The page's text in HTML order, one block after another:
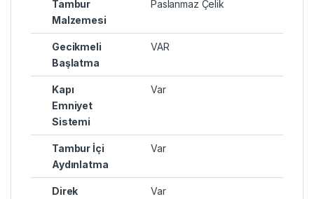
Tambur
Malzemesi
Paslanmaz Çelik
Gecikmeli
Başlatma
VAR
Kapı
Emniyet
Sistemi
Var
Tambur İçi
Aydınlatma
Var
Direk
Var